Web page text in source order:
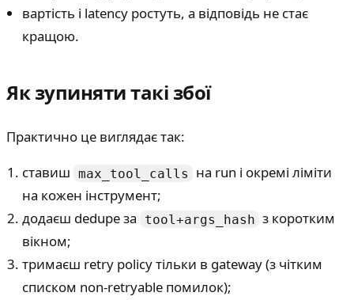
вартість і latency ростуть, а відповідь не стає
кращою.
Як зупиняти такі збої
Практично це виглядає так:
ставиш max_tool_calls
на run і окремі ліміти
на кожен інструмент;
додаєш dedupe за
tool+args_hash з коротким
вікном;
тримаєш retry policy тільки в gateway (з чітким
списком non-retryable помилок);